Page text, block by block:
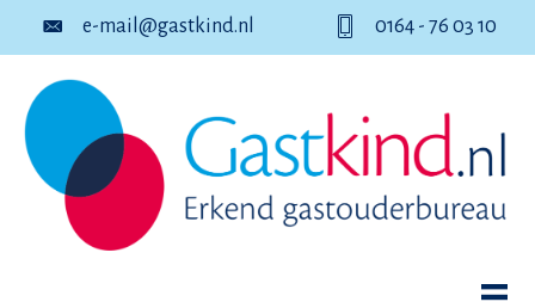
e-mail@gastkind.nl 0164 - 76 03 10